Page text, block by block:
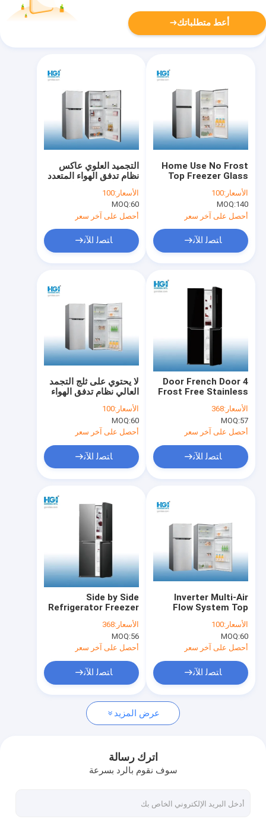
معلومات عنا
جولة في المعمل
أخبار
فريزر درجة حرارة منخفضة للغاية
عرض كعكة العرض
صناع الآيس كريم التجارية
أعط متطلباتك
التجميد العلوي عاكس
نظام تدفق الهواء المتعدد
الباب الزجاجي الثلاجة
بدون ثلج Bcd-350W
الأسعار:100
MOQ:60
أحصل على آخر سعر
ﺎﺘﺼﻟ ﺍﻶﻧ
Home Use No Frost
Top Freezer Glass
Door Refrigerator
Bcd-215W
الأسعار:100
MOQ:140
أحصل على آخر سعر
ﺎﺘﺼﻟ ﺍﻶﻧ
لا يحتوي على ثلج التجمد
العالي نظام تدفق الهواء
المتعدد ثلاجة الباب
الزجاجي Bcd-270W
الأسعار:100
MOQ:60
أحصل على آخر سعر
ﺎﺘﺼﻟ ﺍﻶﻧ
4 Door French Door
Frost Free Stainless
Steel Refrigerator
Freezer FF4-48
الأسعار:368
MOQ:57
أحصل على آخر سعر
ﺎﺘﺼﻟ ﺍﻶﻧ
Side by Side
Refrigerator Freezer
No Frost French
Door Fridge FF4-58
الأسعار:368
MOQ:56
أحصل على آخر سعر
ﺎﺘﺼﻟ ﺍﻶﻧ
Inverter Multi-Air
Flow System Top
Freezer Glass Door
No Frost
Refrigerator Bcd-
453W
الأسعار:100
MOQ:60
أحصل على آخر سعر
ﺎﺘﺼﻟ ﺍﻶﻧ
عرض المزيد
اترك رسالة
سوف نقوم بالرد بسرعة